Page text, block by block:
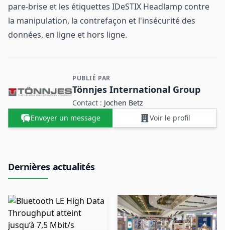
pare-brise et les étiquettes IDeSTIX Headlamp contre
la manipulation, la contrefaçon et l'insécurité des
données, en ligne et hors ligne.
Contact et informations sur l'entreprise
PUBLIÉ PAR
Tönnjes International Group
Contact : Jochen Betz
Envoyer un message
Voir le profil
Dernières actualités